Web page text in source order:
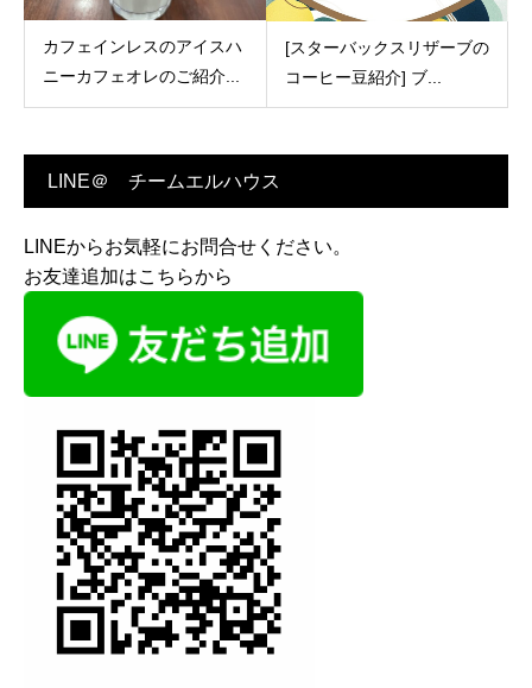
カフェインレスのアイスハ
ニーカフェオレのご紹介...
[スターバックスリザーブの
コーヒー豆紹介] ブ...
LINE＠ チームエルハウス
LINEからお気軽にお問合せください。
お友達追加はこちらから